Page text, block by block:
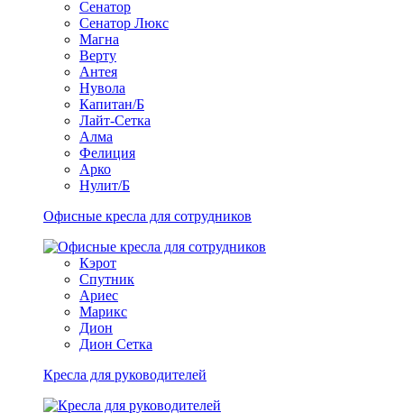
Сенатор
Сенатор Люкс
Магна
Верту
Антея
Нувола
Капитан/Б
Лайт-Сетка
Алма
Фелиция
Арко
Нулит/Б
Офисные кресла для сотрудников
Кэрот
Спутник
Ариес
Марикс
Дион
Дион Сетка
Кресла для руководителей